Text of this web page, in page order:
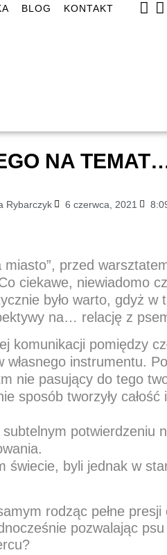
BLOG
KONTAKT
NA
Rybarczyk 6 czerwca, 2021
przed
ciekawe, niewiadomo
było warto, gdyż w
na… relację z
komunikacji pomiędzy
instrumentu.
nie pasujący do tego
sposób tworzyły
potwierdzeniu
świecie, byli jednak w
rodząc pełne
pozwalając